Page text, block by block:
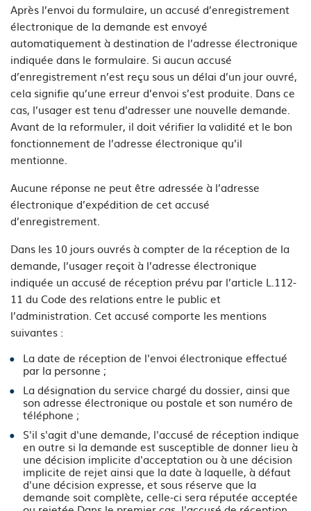
Après l’envoi du formulaire, un accusé d’enregistrement
électronique de la demande est envoyé
automatiquement à destination de l’adresse électronique
indiquée dans le formulaire. Si aucun accusé
d’enregistrement n’est reçu sous un délai d’un jour ouvré,
cela signifie qu’une erreur d’envoi s’est produite. Dans ce
cas, l’usager est tenu d’adresser une nouvelle demande.
Avant de la reformuler, il doit vérifier la validité et le bon
fonctionnement de l’adresse électronique qu’il
mentionne.
Aucune réponse ne peut être adressée à l’adresse
électronique d’expédition de cet accusé
d’enregistrement.
Dans les 10 jours ouvrés à compter de la réception de la
demande, l’usager reçoit à l’adresse électronique
indiquée un accusé de réception prévu par l’article L.112-
11 du Code des relations entre le public et
l’administration. Cet accusé comporte les mentions
suivantes :
La date de réception de l'envoi électronique effectué
par la personne ;
La désignation du service chargé du dossier, ainsi que
son adresse électronique ou postale et son numéro de
téléphone ;
S'il s'agit d'une demande, l'accusé de réception indique
en outre si la demande est susceptible de donner lieu à
une décision implicite d'acceptation ou à une décision
implicite de rejet ainsi que la date à laquelle, à défaut
d'une décision expresse, et sous réserve que la
demande soit complète, celle-ci sera réputée acceptée